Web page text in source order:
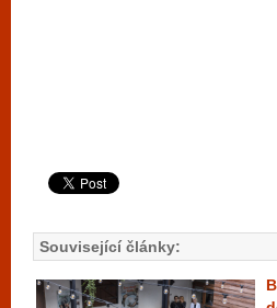
Související články: